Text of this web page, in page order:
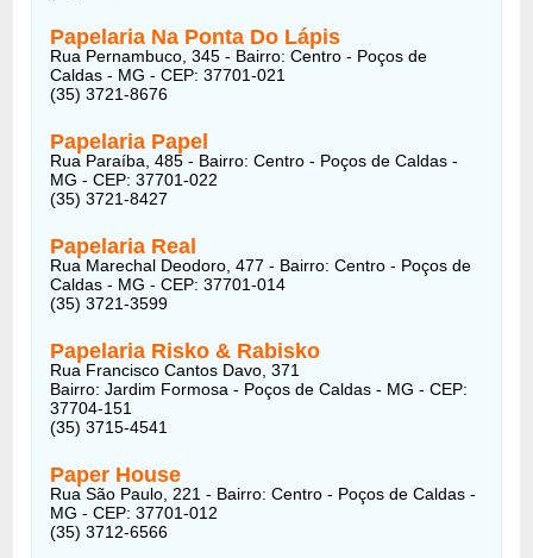
Papelaria Na Ponta Do Lápis
Rua Pernambuco, 345 - Bairro: Centro - Poços de
Caldas - MG - CEP: 37701-021
(35) 3721-8676
Papelaria Papel
Rua Paraíba, 485 - Bairro: Centro - Poços de Caldas -
MG - CEP: 37701-022
(35) 3721-8427
Papelaria Real
Rua Marechal Deodoro, 477 - Bairro: Centro - Poços de
Caldas - MG - CEP: 37701-014
(35) 3721-3599
Papelaria Risko & Rabisko
Rua Francisco Cantos Davo, 371
Bairro: Jardim Formosa - Poços de Caldas - MG - CEP:
37704-151
(35) 3715-4541
Paper House
Rua São Paulo, 221 - Bairro: Centro - Poços de Caldas -
MG - CEP: 37701-012
(35) 3712-6566